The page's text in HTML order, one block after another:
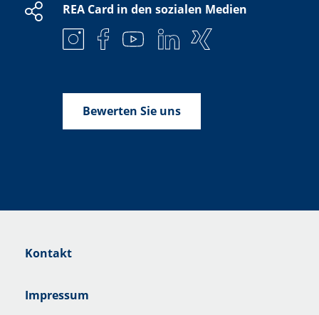
REA Card in den sozialen Medien
Bewerten Sie uns
Kontakt
Impressum